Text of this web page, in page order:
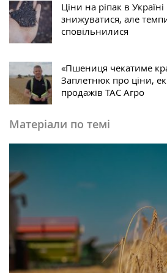
Ціни на ріпак в
знижуватися, але
сповільнилися
«Пшениця чекатиме
Заплетнюк про ціни,
продажів ТАС Агро
Матеріали по темі